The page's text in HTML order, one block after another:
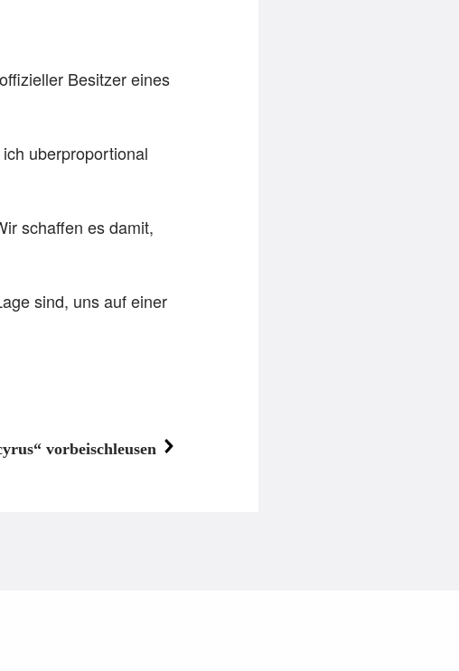
Besitzer eines
uberproportional
schaffen es damit,
sind, uns auf einer
vorbeischleusen